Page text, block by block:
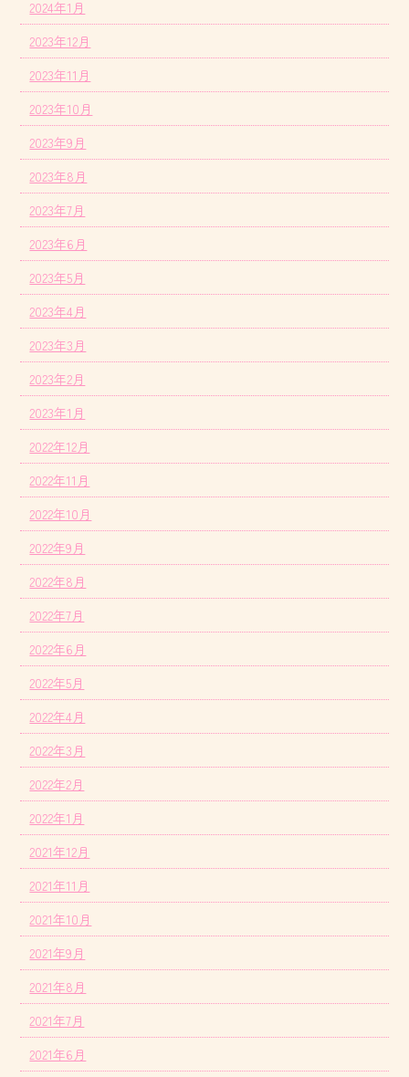
2024年1月
2023年12月
2023年11月
2023年10月
2023年9月
2023年8月
2023年7月
2023年6月
2023年5月
2023年4月
2023年3月
2023年2月
2023年1月
2022年12月
2022年11月
2022年10月
2022年9月
2022年8月
2022年7月
2022年6月
2022年5月
2022年4月
2022年3月
2022年2月
2022年1月
2021年12月
2021年11月
2021年10月
2021年9月
2021年8月
2021年7月
2021年6月